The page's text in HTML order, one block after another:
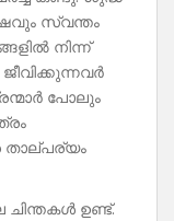
സ്വന്തം
നിന്ന്
പോലും
ചിന്തകൾ ഉണ്ട്.